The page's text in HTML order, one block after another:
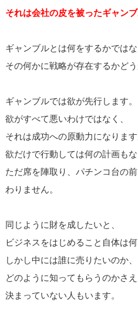
それは会社の皮を被ったギャン
ギャンブルとは何をするかではな
その何かに戦略が存在するかどう
ギャンブルでは欲が先行します。
欲がすべて悪いわけではなく、
それは成功への原動力になります
欲だけで行動しては何の計画もな
ただ席を陣取り、パチンコ台の
わりません。
同じように財を成したいと、
ビジネスをはじめること自体は
しかし中には誰に売りたいのか、
どのように知ってもらうのかさえ
決まっていない人もいます。